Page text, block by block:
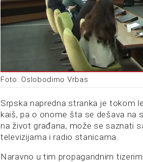
Foto: Oslobodimo Vrbas
Srpska napredna stranka je tokom
kaiš, pa o onome šta se dešava na
na život građana, može se saznati
televizijama i radio stanicama.
Naravno u tim propagandnim